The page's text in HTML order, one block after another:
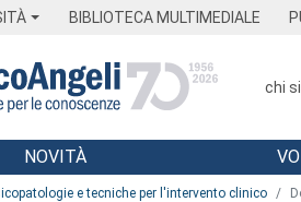
BIBLIOTECA MULTIMEDIALE
chi
NOVITÀ
e tecniche per l'intervento clinico